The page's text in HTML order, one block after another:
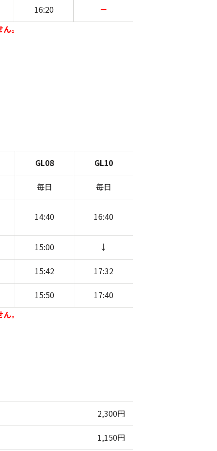
16:20
－
。
GL08 GL10
毎日 毎日
14:40 16:40
15:00 ↓
15:42 17:32
15:50
17:40
。
2,300円
1,150円